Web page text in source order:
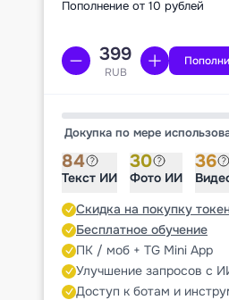
Пополнение от 10 рублей
RUB
Докупка по мере
84
Текст ИИ
30
Фото ИИ
36
Скидка на покупку
Бесплатное обучение
ПК / моб + TG Mini App
Улучшение запросов с
Доступ к ботам и